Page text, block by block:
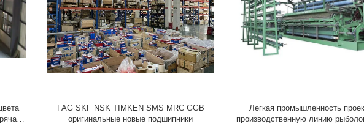
Стекло - производственная линия ровинцы
стренги пряжи/стеклоткани волокна рыскать
Линия серийного
стекла SGS 600BPH